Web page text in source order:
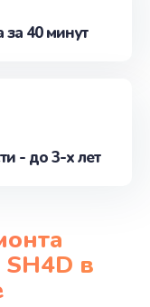
40 минут
- до 3-х лет
в